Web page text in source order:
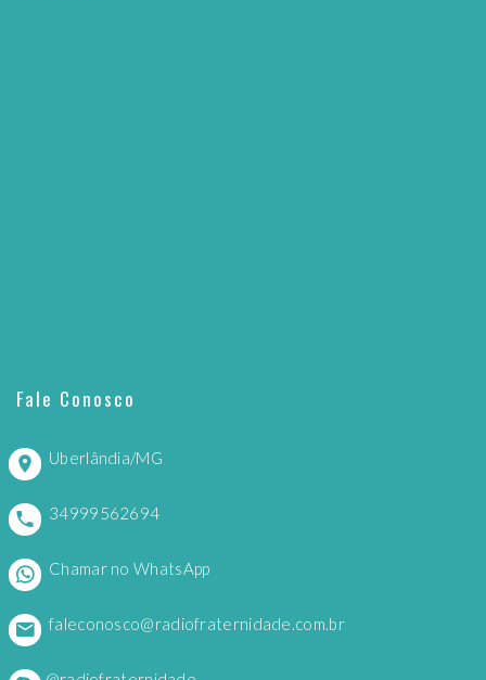
Fale Conosco
Uberlândia/MG
34999562694
Chamar no WhatsApp
faleconosco@radiofraternidade.com.br